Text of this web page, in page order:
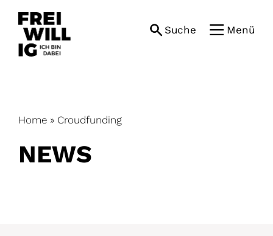
content
Suche Menü
Home » Croudfunding
NEWS